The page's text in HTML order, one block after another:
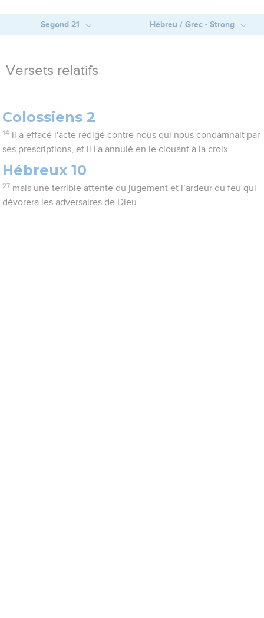
Segond 21 Hébreu / Grec - Strong
Versets relatifs
Colossiens 2
14 il a effacé l'acte rédigé contre nous qui nous condamnait par
ses prescriptions, et il l'a annulé en le clouant à la croix.
Hébreux 10
27 mais une terrible attente du jugement et l’ardeur du feu qui
dévorera les adversaires de Dieu.